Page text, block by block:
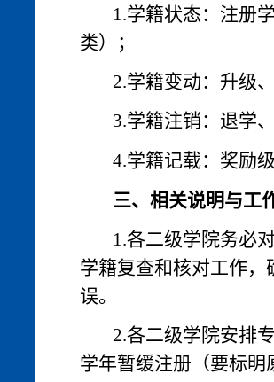
1.学籍状态：注册
类）；
2.学籍变动：升级
3.学籍注销：退学
4.学籍记载：奖励
三、相关说明与工
1.各二级学院务必
学籍复查和核对工作，
误。
2.各二级学院安排
学年暂缓注册（要标